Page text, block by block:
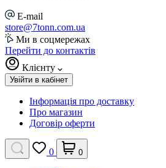
E-mail
store@7tonn.com.ua
Ми в соцмережах
Перейти до контактів
Клієнту
Увійти в кабінет
Інформація про доставку
Про магазин
Договір оферти
0 0